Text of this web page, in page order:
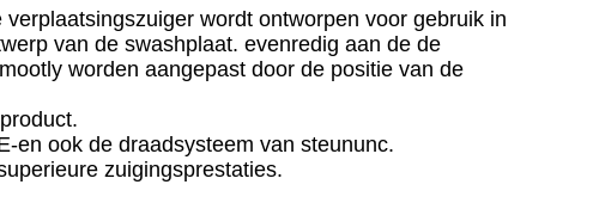
wordt ontworpen voor gebruik in
van de swashplaat. evenredig aan de de
worden aangepast door de positie van de
en ook de draadsysteem van steununc.
zuigingsprestaties.